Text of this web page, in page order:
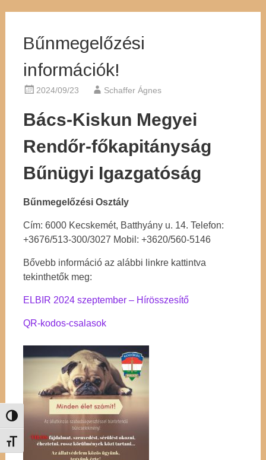
Nagy kontraszt váltása
Betűméret váltása
Bűnmegelőzési
információk!
2024/09/23 Schaffer Ágnes
Bács-Kiskun Megyei
Rendőr-főkapitányság
Bűnügyi Igazgatóság
Bűnmegelőzési Osztály
Cím: 6000 Kecskemét, Batthyány u. 14. Telefon:
+3676/513-300/3027 Mobil: +3620/560-5146
Bővebb információ az alábbi linkre kattintva
tekinthetők meg:
ELBIR 2024 szeptember – Hírösszesítő
QR-kodos-csalasok